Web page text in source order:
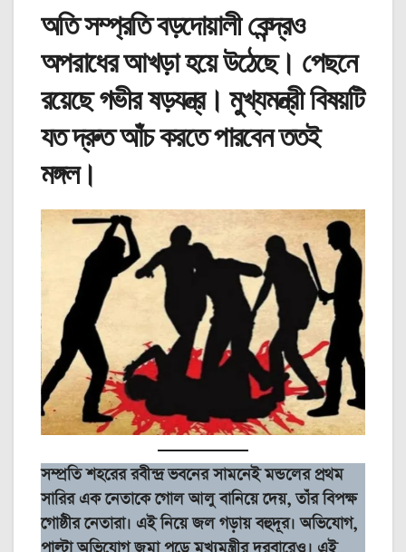
অতি সম্প্রতি বড়দোয়ালী কেন্দ্রও
অপরাধের আখড়া হয়ে উঠেছে। পেছনে
রয়েছে গভীর ষড়যন্ত্র। মুখ্যমন্ত্রী বিষয়টি
যত দ্রুত আঁচ করতে পারবেন ততই
মঙ্গল।
সম্প্রতি শহরের রবীন্দ্র ভবনের সামনেই মন্ডলের প্রথম
সারির এক নেতাকে গোল আলু বানিয়ে দেয়, তাঁর বিপক্ষ
গোষ্ঠীর নেতারা। এই নিয়ে জল গড়ায় বহুদূর। অভিযোগ,